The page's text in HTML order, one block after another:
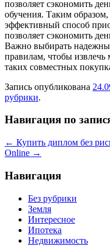
позволяет сэкономить
обучения. Таким
эффективный способ
позволяет сэкономить
Важно выбирать
правилам, чтобы извлечь
таких совместных
Запись опубликована
рубрики.
Навигация по
← Купить диплом без
Online →
Навигация
Без рубрики
Земля
Интересное
Ипотека
Недвижимость